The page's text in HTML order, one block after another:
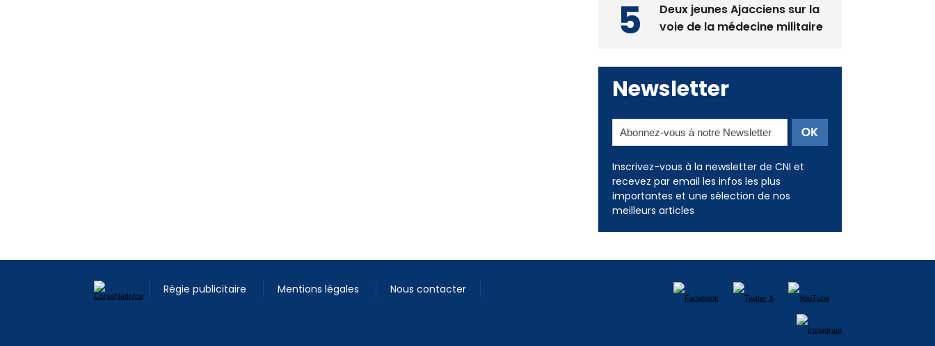
Deux jeunes Ajacciens sur la
voie de la médecine militaire
Newsletter
Inscrivez-vous à la newsletter de CNI et
recevez par email les infos les plus
importantes et une sélection de nos
meilleurs articles
Régie publicitaire Mentions légales Nous contacter